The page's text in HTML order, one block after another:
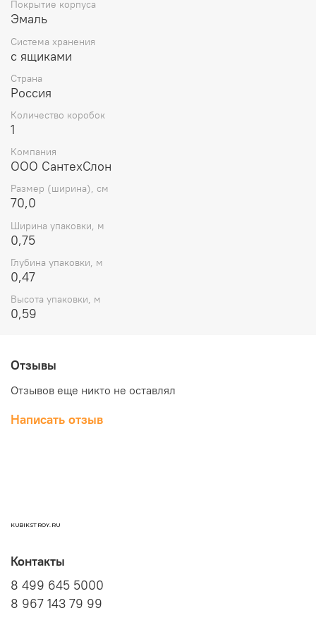
Покрытие корпуса
Эмаль
Система хранения
с ящиками
Страна
Россия
Количество коробок
1
Компания
ООО СантехСлон
Размер (ширина), см
70,0
Ширина упаковки, м
0,75
Глубина упаковки, м
0,47
Высота упаковки, м
0,59
Отзывы
Отзывов еще никто не оставлял
Написать отзыв
KUBIKSTROY.RU
Контакты
8 499 645 5000
8 967 143 79 99